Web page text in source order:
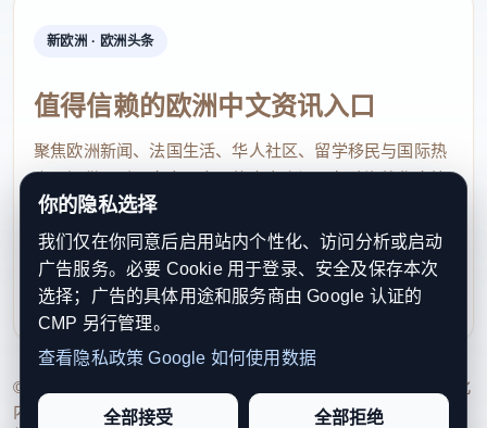
新欧洲 · 欧洲头条
值得信赖的欧洲中文资讯入口
聚焦欧洲新闻、法国生活、华人社区、留学移民与国际热
点，提供及时、真实、实用的中文资讯，帮助海外华人快
速了解欧洲动态。
contact@xinouzhou.com
服务支持、版权与合作：工作日优先处理站务、投稿与权
利通知
© 2026 新欧洲·欧洲头条. All Rights Reserved. 本网站持续优化
内容透明度、联系方式与用户权利说明，以提升品牌信任感和
你的隐私选择
我们仅在你同意后启用站内个性化、访问分析或启动
广告服务。必要 Cookie 用于登录、安全及保存本次
选择；广告的具体用途和服务商由 Google 认证的
CMP 另行管理。
查看隐私政策 Google 如何使用数据
全部接受 全部拒绝